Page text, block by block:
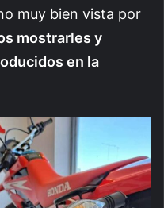
muy bien vista por
mostrarles y
en la